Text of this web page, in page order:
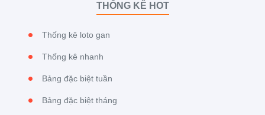
THỐNG KÊ HOT
Thống kê loto gan
Thống kê nhanh
Bảng đặc biệt tuần
Bảng đặc biệt tháng